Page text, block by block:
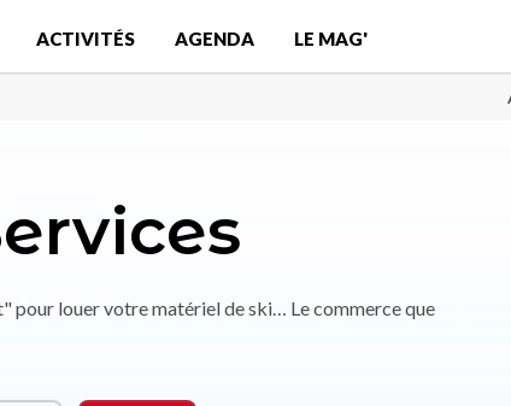
ACTIVITÉS AGENDA LE MAG'
pour louer votre matériel de ski… Le commerce que